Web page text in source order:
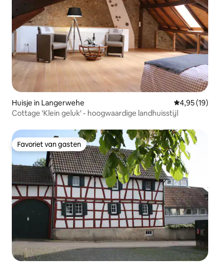
Huisje in Langerwehe Gemiddelde
4,95 (19)
Cottage 'Klein geluk' - hoogwaardige landhuisstijl
Favoriet van gasten
Favoriet van gasten